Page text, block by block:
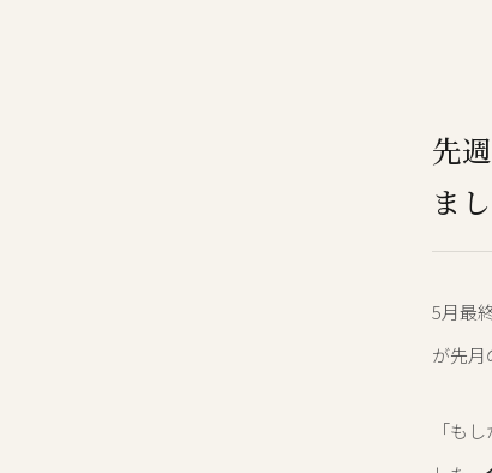
先
ま
5月最
が先月
「も